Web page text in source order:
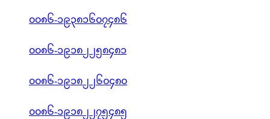
၀၀၈၆-၁၉၃၈၁၆၀၇၄၈၆
၀၀၈၆-၁၉၁၈၂၂၅၈၄၈၁
၀၀၈၆-၁၉၁၈၂၂၆၀၄၈၀
၀၀၈၆-၁၉၁၈၂၂၇၅၄၈၅